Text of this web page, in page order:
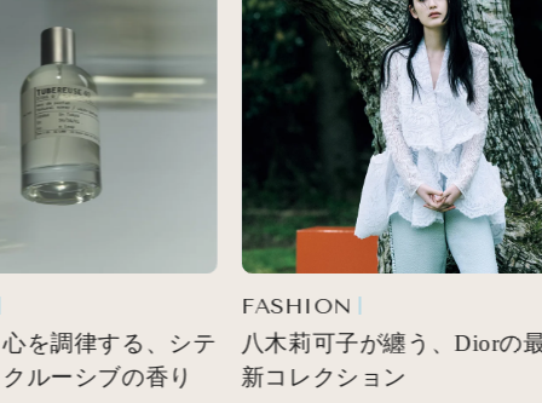
調律する、シテ
ルーシブの香り
FASHION
八木莉可子が纏う、Diorの最
新コレクション